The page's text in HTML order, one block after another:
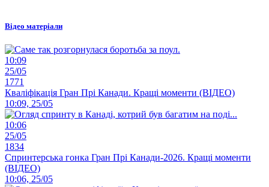
Відео матеріали
10:09
25/05
1771
Кваліфікація Гран Прі Канади. Кращі моменти (ВІДЕО)
10:09, 25/05
10:06
25/05
1834
Спринтерська гонка Гран Прі Канади-2026. Кращі моменти
(ВІДЕО)
10:06, 25/05